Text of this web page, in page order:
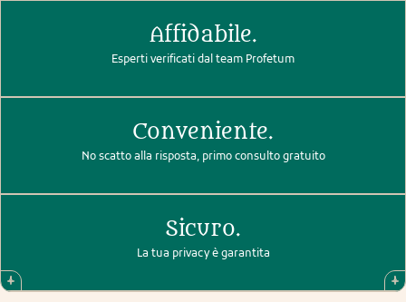
Affidabile.
Esperti verificati dal team Profetum
Conveniente.
No scatto alla risposta, primo consulto gratuito
Sicuro.
La tua privacy è garantita